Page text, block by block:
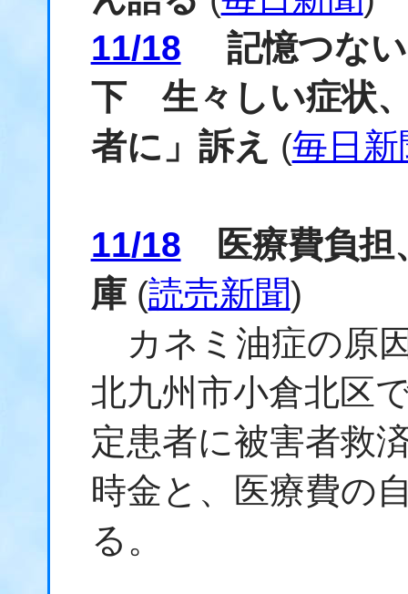
11/18 記憶つな
下 生々しい症状
者に」訴え (毎日新
11/18 医療費負担
庫(読売新聞)
カネミ油症の原
北九州市小倉北区
定患者に被害者救
時金と、医療費の
る。